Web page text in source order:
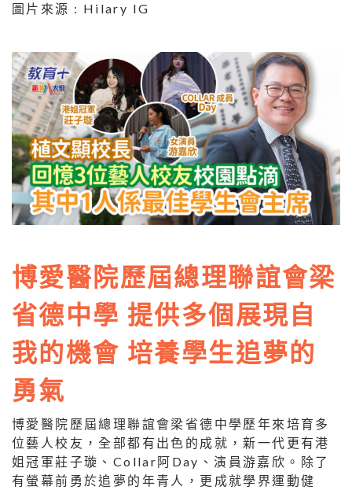
圖片來源 : Hilary IG
博愛醫院歷屆總理聯誼會梁
省德中學 提供多個展現自
我的機會 培養學生追夢的
勇氣
博愛醫院歷屆總理聯誼會梁省德中學歷年來培育多
位藝人校友，全部都有出色的成就，新一代更有港
姐冠軍莊子璇、Collar阿Day、演員游嘉欣。除了
有螢幕前勇於追夢的年青人，更成就學界運動健